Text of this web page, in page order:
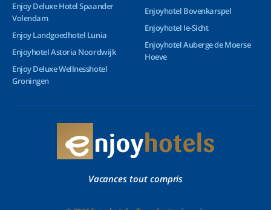
Enjoy Deluxe Hotel Spaander
Volendam
Enjoy Landgoedhotel Lunia
Enjoyhotel Astoria Noordwijk
Enjoy Deluxe Wellnesshotel
Groningen
Enjoyhotel Bovenkarspel
Enjoyhotel Ie-Sicht
Enjoyhotel Auberge de Moerse
Hoeve
Vacances tout compris